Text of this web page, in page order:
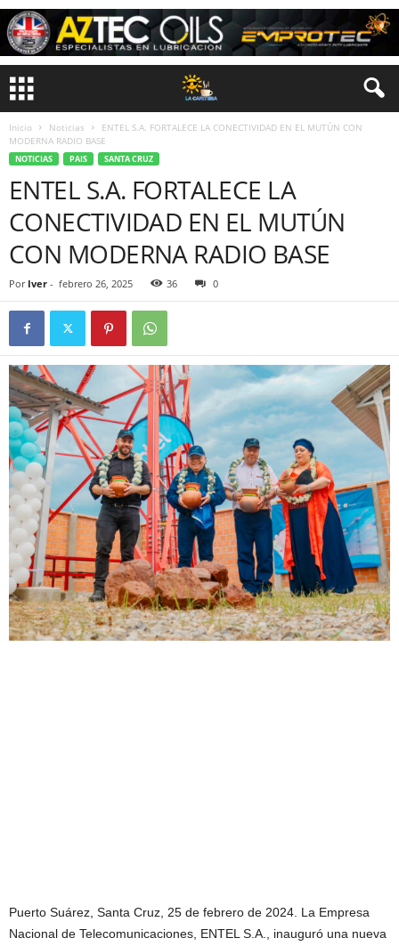
Inicio Noticias
ENTEL S.A. FORTALECE LA CONECTIVIDAD EN EL MUTÚN CON
MODERNA RADIO BASE
NOTICIAS PAIS SANTA CRUZ
ENTEL S.A. FORTALECE LA
CONECTIVIDAD EN EL MUTÚN
CON MODERNA RADIO BASE
Por Iver - febrero 26, 2025 36 0
Puerto Suárez, Santa Cruz, 25 de febrero de 2024. La Empresa
Nacional de Telecomunicaciones, ENTEL S.A., inauguró una nueva